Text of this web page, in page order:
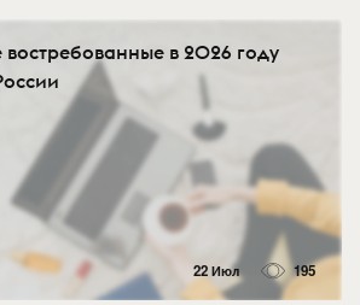
в 2026 году
22 Июл 195